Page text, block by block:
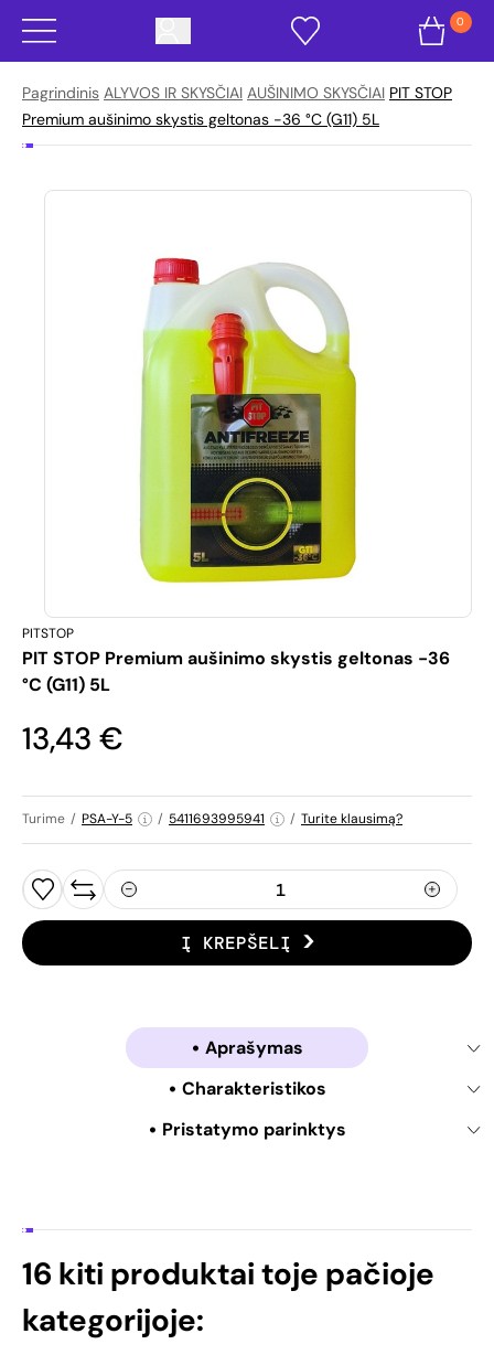
0
Pagrindinis ALYVOS IR SKYSČIAI AUŠINIMO SKYSČIAI PIT STOP
Premium aušinimo skystis geltonas -36 °C (G11) 5L
PITSTOP
PIT STOP Premium aušinimo skystis geltonas -36
°C (G11) 5L
13,43 €
Turime / PSA-Y-5 / 5411693995941 / Turite klausimą?
Į KREPŠELĮ
Aprašymas
Charakteristikos
Pristatymo parinktys
16 kiti produktai toje pačioje
kategorijoje: